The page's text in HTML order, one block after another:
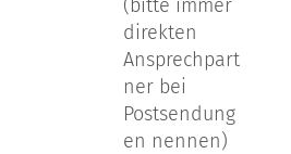
(bitte immer
direkten
Ansprechpart
ner bei
Postsendung
en nennen)